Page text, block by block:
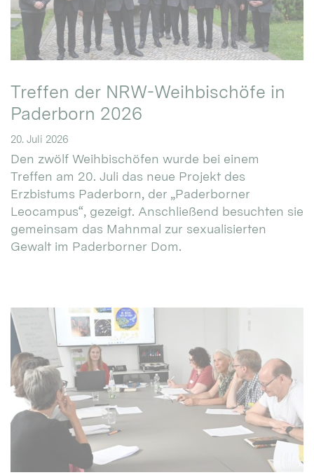
Treffen der NRW-Weihbischöfe in
Paderborn 2026
20. Juli 2026
Den zwölf Weihbischöfen wurde bei einem
Treffen am 20. Juli das neue Projekt des
Erzbistums Paderborn, der „Paderborner
Leocampus“, gezeigt. Anschließend besuchten sie
gemeinsam das Mahnmal zur sexualisierten
Gewalt im Paderborner Dom.